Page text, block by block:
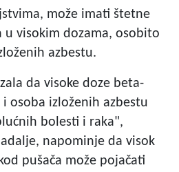
može imati štetne
u visokim dozama, osobito
azbestu.
da visoke doze beta-
osoba izloženih azbestu
bolesti i raka",
napominje da visok
pušača može pojačati